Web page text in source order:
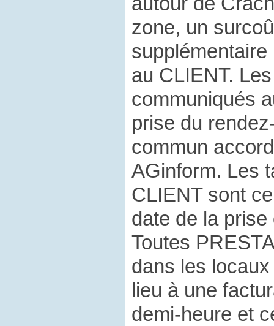
zone, un
au CLIENT.
communiqués
prise du
commun
AGinform. Les
CLIENT sont
date de la
Toutes
dans les
lieu à une
demi-heure et